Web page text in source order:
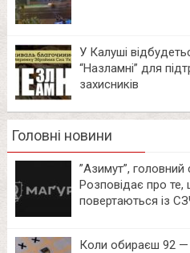
У Калуші
“Назламні” для
захисників
Головні новини
⁨”Азимут”,
Розповідає про
повертаються із
Коли обираєш 92